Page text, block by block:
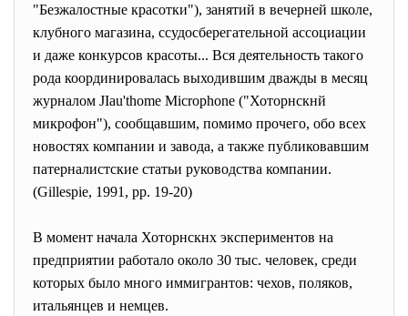
"Безжалостные красотки"), занятий в вечерней школе,
клубного магазина, ссудосберегательной ассоциации
и даже конкурсов красоты... Вся деятельность такого
рода координировалась выходившим дважды в месяц
журналом JIau'thome Microphone ("Хоторнскнй
микрофон"), сообщавшим, помимо прочего, обо всех
новостях компании и завода, а также публиковавшим
патерналистские статьи руководства компании.
(Gillespie, 1991, pp. 19-20)
В момент начала Хоторнскнх экспериментов на
предприятии работало около 30 тыс. человек, среди
которых было много иммигрантов: чехов, поляков,
итальянцев и немцев.